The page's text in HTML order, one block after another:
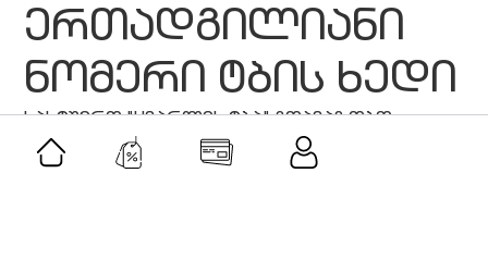
ერთადგილიანი
ნომერი ტბის ხედი
სასტუმრო "ყვარლის ტბა" გთავაზობთ
ერთადგილიან და ორადგილიან ტიპის
ნომრებს ტბის ხედით.